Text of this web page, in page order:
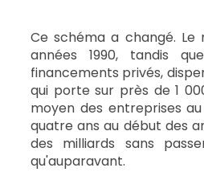
Ce schéma a changé.
années 1990, tandis
financements privés,
qui porte sur près de 1
moyen des entreprises
quatre ans au début des
des milliards sans
qu'auparavant.